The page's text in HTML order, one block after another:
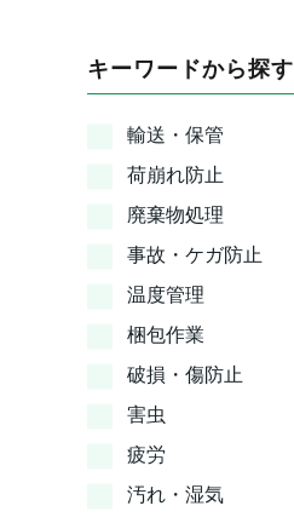
キーワードから探す
輸送・保管
荷崩れ防止
廃棄物処理
事故・ケガ防止
温度管理
梱包作業
破損・傷防止
害虫
疲労
汚れ・湿気